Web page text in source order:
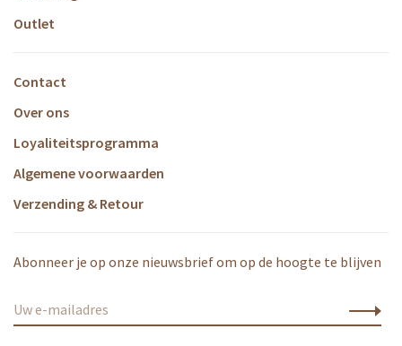
Outlet
Contact
Over ons
Loyaliteitsprogramma
Algemene voorwaarden
Verzending & Retour
Abonneer je op onze nieuwsbrief om op de hoogte te blijven